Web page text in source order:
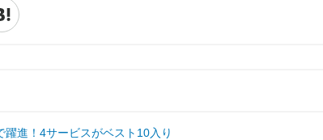
躍進！4サービスがベスト10入り